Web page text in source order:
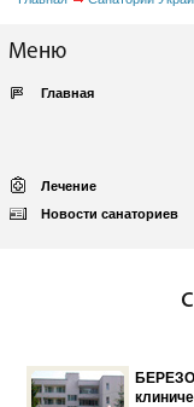
Меню
Главная
Лечение
Новости санаториев